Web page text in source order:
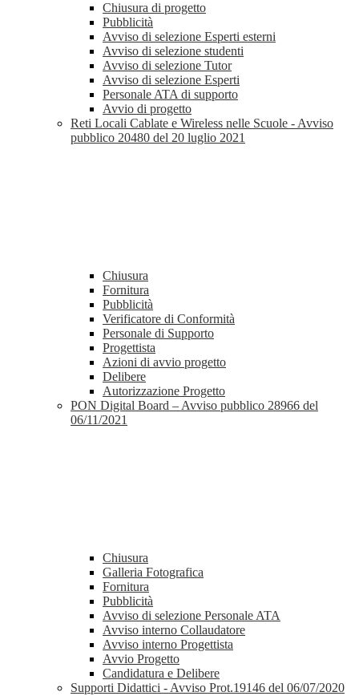
Chiusura di progetto
Pubblicità
Avviso di selezione Esperti esterni
Avviso di selezione studenti
Avviso di selezione Tutor
Avviso di selezione Esperti
Personale ATA di supporto
Avvio di progetto
Reti Locali Cablate e Wireless nelle Scuole - Avviso
pubblico 20480 del 20 luglio 2021
Chiusura
Fornitura
Pubblicità
Verificatore di Conformità
Personale di Supporto
Progettista
Azioni di avvio progetto
Delibere
Autorizzazione Progetto
PON Digital Board – Avviso pubblico 28966 del
06/11/2021
Chiusura
Galleria Fotografica
Fornitura
Pubblicità
Avviso di selezione Personale ATA
Avviso interno Collaudatore
Avviso interno Progettista
Avvio Progetto
Candidatura e Delibere
Supporti Didattici - Avviso Prot.19146 del 06/07/2020